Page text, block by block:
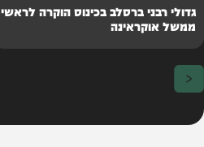
גדולי רבני ברסלב בכינוס הוקרה לראשי
ממשל אוקראינה